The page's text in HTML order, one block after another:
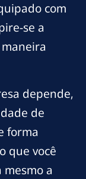
com
se a
depende,
de
forma
que você
a